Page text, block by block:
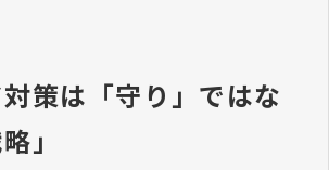
策は「守り」ではな
」